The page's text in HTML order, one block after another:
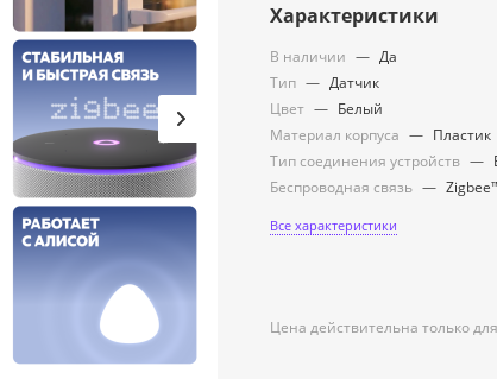
Характеристики
В наличии — Да
Тип — Датчик
Цвет — Белый
Материал корпуса — Пластик
Тип соединения устройств —
Беспроводная связь —
Все характеристики
Цена действительна только